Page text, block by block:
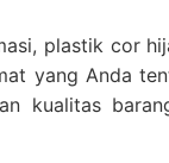
plastik cor
yang Anda
kualitas